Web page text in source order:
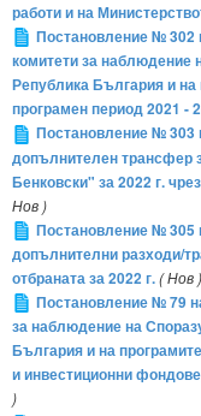
работи и на
Постановление № 302
комитети за наблюдение
Република България и
програмен период 2021 -
Постановление № 303
допълнителен трансфер
Бенковски" за 2022 г.
Нов )
Постановление № 305
допълнителни разходи/
отбраната за 2022 г.( Нов )
Постановление № 79
за наблюдение на
България и на
и инвестиционни
)